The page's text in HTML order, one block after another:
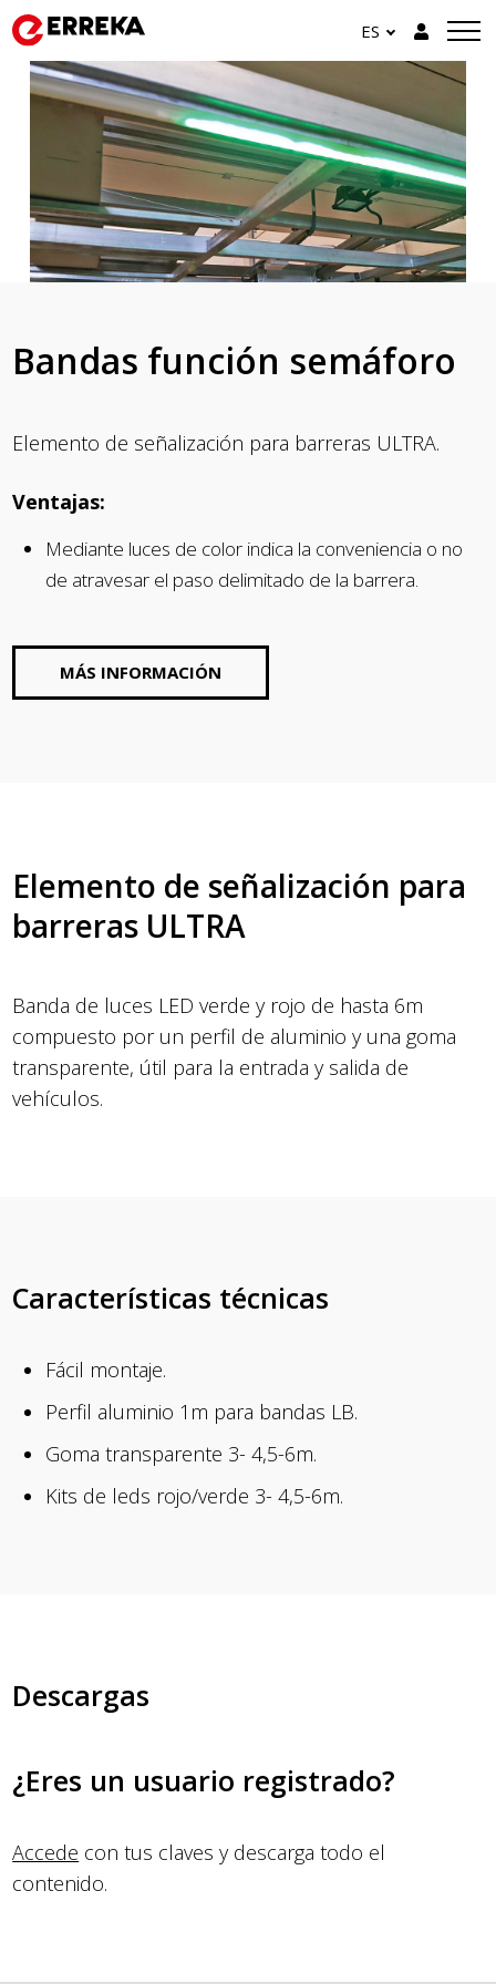
ES
Bandas función semáforo
Elemento de señalización para barreras ULTRA.
Ventajas:
Mediante luces de color indica la conveniencia o no
de atravesar el paso delimitado de la barrera.
MÁS INFORMACIÓN
Elemento de señalización para
barreras ULTRA
Banda de luces LED verde y rojo de hasta 6m
compuesto por un perfil de aluminio y una goma
transparente, útil para la entrada y salida de
vehículos.
Características técnicas
Fácil montaje.
Perfil aluminio 1m para bandas LB.
Goma transparente 3- 4,5-6m.
Kits de leds rojo/verde 3- 4,5-6m.
Descargas
¿Eres un usuario registrado?
Accede con tus claves y descarga todo el
contenido.